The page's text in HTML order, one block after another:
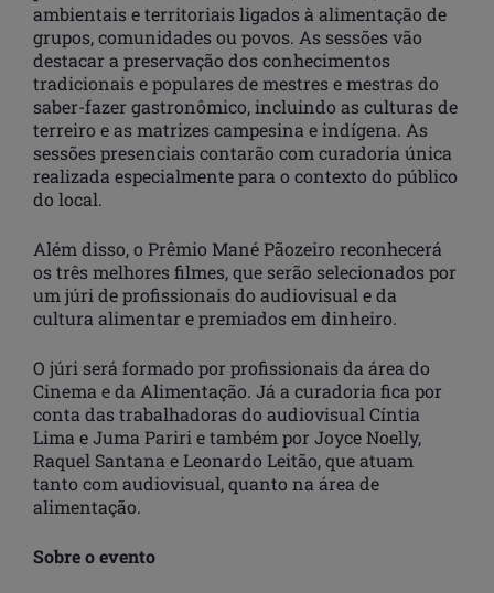
ambientais e territoriais ligados à alimentação de
grupos, comunidades ou povos. As sessões vão
destacar a preservação dos conhecimentos
tradicionais e populares de mestres e mestras do
saber-fazer gastronômico, incluindo as culturas de
terreiro e as matrizes campesina e indígena. As
sessões presenciais contarão com curadoria única
realizada especialmente para o contexto do público
do local.
Além disso, o Prêmio Mané Pãozeiro reconhecerá
os três melhores filmes, que serão selecionados por
um júri de profissionais do audiovisual e da
cultura alimentar e premiados em dinheiro.
O júri será formado por profissionais da área do
Cinema e da Alimentação. Já a curadoria fica por
conta das trabalhadoras do audiovisual Cíntia
Lima e Juma Pariri e também por Joyce Noelly,
Raquel Santana e Leonardo Leitão, que atuam
tanto com audiovisual, quanto na área de
alimentação.
Sobre o evento